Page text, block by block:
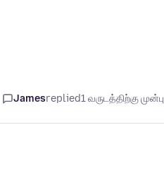
Jamesreplied1 வருடத்திற்கு முன்பு